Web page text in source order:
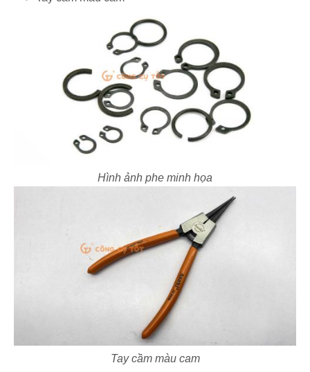
Hình ảnh phe minh họa
Tay cầm màu cam